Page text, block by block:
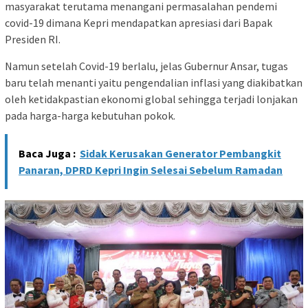
masyarakat terutama menangani permasalahan pendemi
covid-19 dimana Kepri mendapatkan apresiasi dari Bapak
Presiden RI.
Namun setelah Covid-19 berlalu, jelas Gubernur Ansar, tugas
baru telah menanti yaitu pengendalian inflasi yang diakibatkan
oleh ketidakpastian ekonomi global sehingga terjadi lonjakan
pada harga-harga kebutuhan pokok.
Baca Juga : Sidak Kerusakan Generator Pembangkit
Panaran, DPRD Kepri Ingin Selesai Sebelum Ramadan